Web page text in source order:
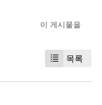
이 게시물을
목록